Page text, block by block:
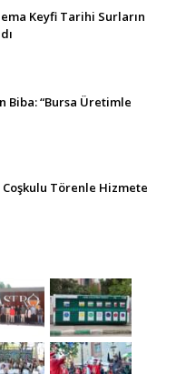
Keyfi Tarihi Surların
Biba: “Bursa Üretimle
Törenle Hizmete